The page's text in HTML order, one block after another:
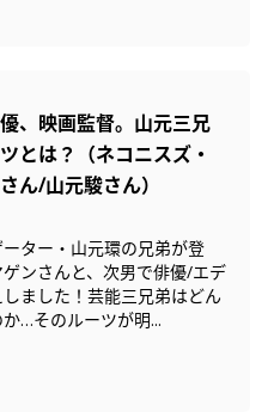
、映画監督。山元三兄
とは？（ネコニスズ・
ん/山元駿さん）
ター・山元環の兄弟が登
ンさんと、次男で俳優/エデ
ました！芸能三兄弟はどん
…そのルーツが明...